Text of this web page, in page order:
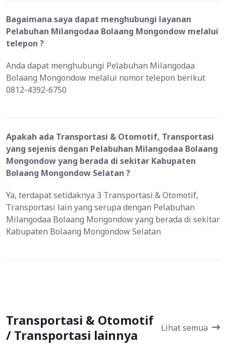
Bagaimana saya dapat menghubungi layanan
Pelabuhan Milangodaa Bolaang Mongondow melalui
telepon ?
Anda dapat menghubungi Pelabuhan Milangodaa
Bolaang Mongondow melalui nomor telepon berikut
0812-4392-6750
Apakah ada Transportasi & Otomotif, Transportasi
yang sejenis dengan Pelabuhan Milangodaa Bolaang
Mongondow yang berada di sekitar Kabupaten
Bolaang Mongondow Selatan ?
Ya, terdapat setidaknya 3 Transportasi & Otomotif,
Transportasi lain yang serupa dengan Pelabuhan
Milangodaa Bolaang Mongondow yang berada di sekitar
Kabupaten Bolaang Mongondow Selatan
Transportasi & Otomotif
/ Transportasi lainnya
Lihat semua